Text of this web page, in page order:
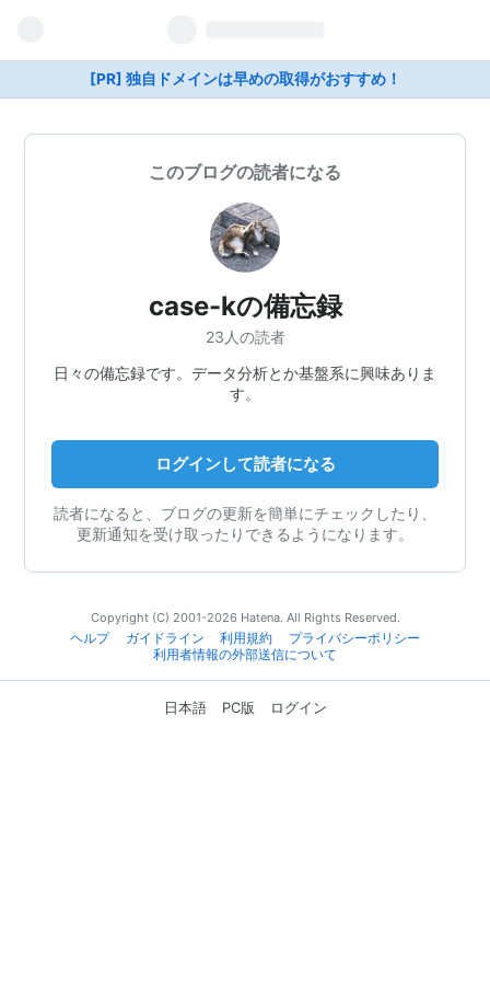
[PR] 独自ドメインは早めの取得がおすすめ！
このブログの読者になる
case-kの備忘録
23人の読者
日々の備忘録です。データ分析とか基盤系に興味ありま
す。
ログインして読者になる
読者になると、ブログの更新を簡単にチェックしたり、
更新通知を受け取ったりできるようになります。
Copyright (C) 2001-2026 Hatena. All Rights Reserved.
ヘルプ
ガイドライン 利用規約
プライバシーポリシー
利用者情報の外部送信について
日本語 PC版 ログイン